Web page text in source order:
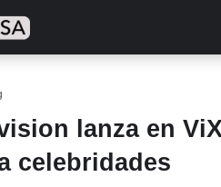
lanza en
celebridades